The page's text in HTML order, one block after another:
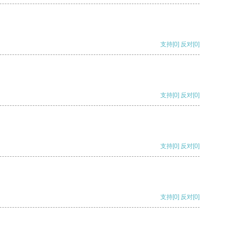
支持[0] 反对[0]
支持[0] 反对[0]
支持[0] 反对[0]
支持[0] 反对[0]